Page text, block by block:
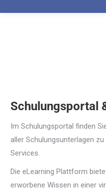
Schulungsportal
Im Schulungsportal finden
aller Schulungsunterlagen
Services.
Die eLearning Plattform
erworbene Wissen in einer